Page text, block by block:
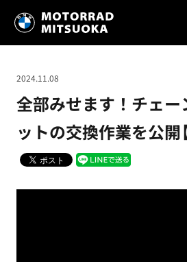
全部みせます！チェー
ットの交換作業を公開
2024.11.08